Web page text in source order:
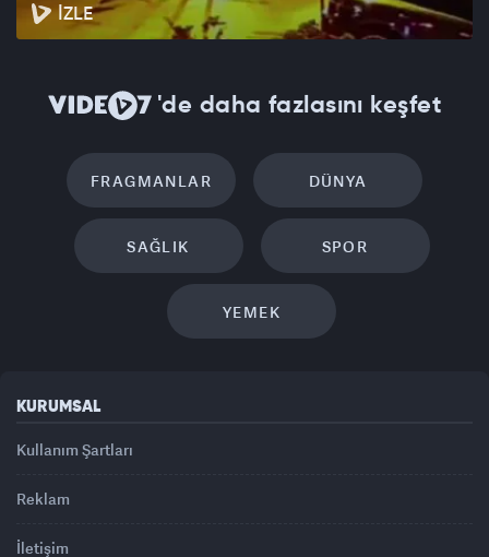
İZLE
'de daha fazlasını keşfet
FRAGMANLAR DÜNYA
SAĞLIK SPOR
YEMEK
KURUMSAL
Kullanım Şartları
Reklam
İletişim